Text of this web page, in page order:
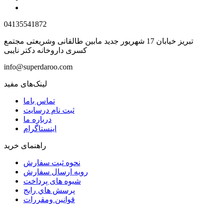
04135541872
تبریز خیابان 17 شهریور جدید مابین طالقانی وشریعتی مجتمع
کسری داروخانه دکتر نایبی
info@superdaroo.com
لینک‌های مفید
تماس باما
ثبت نام درسایت
درباره ما
اینستاگرام
راهنمای خرید
نحوه ثبت سفارش
رویه ارسال سفارش
شیوه های پرداخت
پرسش هاي رايج
قوانین ومقررات